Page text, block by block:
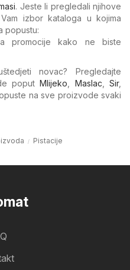
. Jeste li pregledali njihove
izbor kataloga u kojima
popustu:
promocije kako ne biste
novac? Pregledajte
poputMlijeko Maslac ,Sir,
na sve proizvode svaki
Pistacije